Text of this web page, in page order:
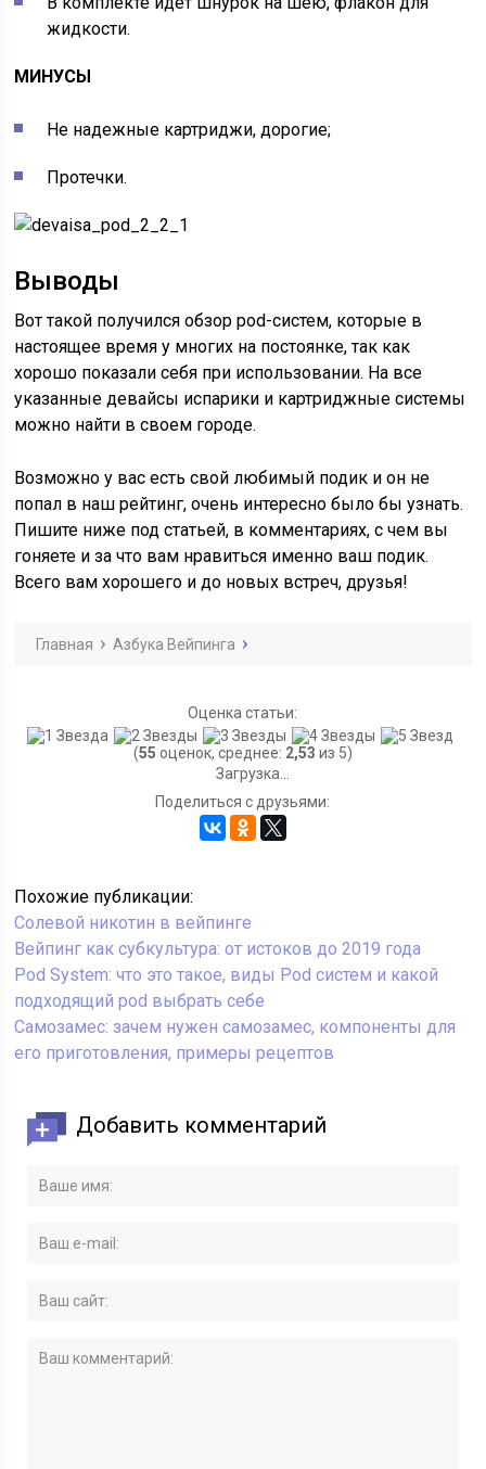
жидкости.
МИНУСЫ
Не надежные картриджи, дорогие;
Протечки.
Выводы
Вот такой получился обзор pod-систем, которые в
настоящее время у многих на постоянке, так как
хорошо показали себя при использовании. На все
указанные девайсы испарики и картриджные системы
можно найти в своем городе.
Возможно у вас есть свой любимый подик и он не
попал в наш рейтинг, очень интересно было бы узнать.
Пишите ниже под статьей, в комментариях, с чем вы
гоняете и за что вам нравиться именно ваш подик.
Всего вам хорошего и до новых встреч, друзья!
Главная Азбука Вейпинга
Оценка статьи:
(55 оценок, среднее: 2,53 из 5)
Загрузка...
Поделиться с друзьями:
Похожие публикации:
Солевой никотин в вейпинге
Вейпинг как субкультура: от истоков до 2019 года
Pod System: что это такое, виды Pod систем и какой
подходящий pod выбрать себе
Самозамес: зачем нужен самозамес, компоненты для
его приготовления, примеры рецептов
Добавить комментарий